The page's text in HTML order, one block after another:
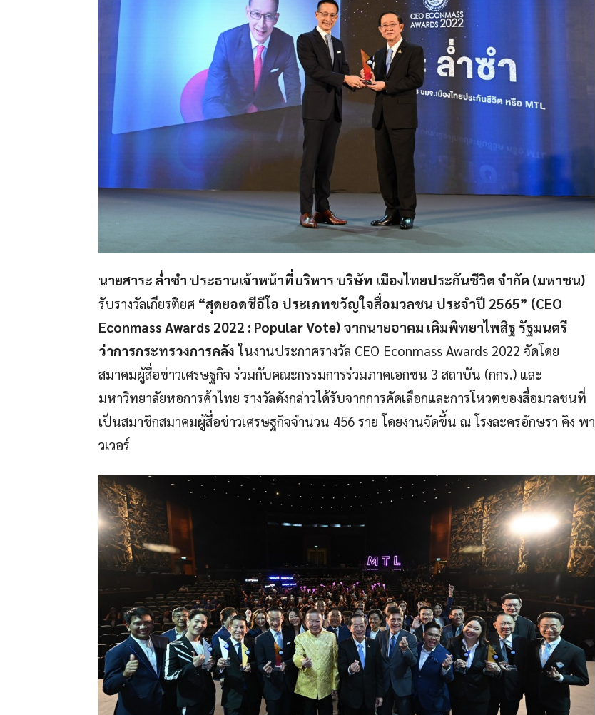
นายสาระ ล่ำซำ ประธานเจ้าหน้าที่บริหาร บริษัท เมืองไทยประกันชีวิต จำกัด (มหาชน)
รับรางวัลเกียรติยศ “สุดยอดซีอีโอ ประเภทขวัญใจสื่อมวลชน ประจำปี 2565” (CEO
Econmass Awards 2022 : Popular Vote) จากนายอาคม เติมพิทยาไพสิฐ รัฐมนตรี
ว่าการกระทรวงการคลัง ในงานประกาศรางวัล CEO Econmass Awards 2022 จัดโดย
สมาคมผู้สื่อข่าวเศรษฐกิจ ร่วมกับคณะกรรมการร่วมภาคเอกชน 3 สถาบัน (กกร.) และ
มหาวิทยาลัยหอการค้าไทย รางวัลดังกล่าวได้รับจากการคัดเลือกและการโหวตของสื่อมวลชนที่
เป็นสมาชิกสมาคมผู้สื่อข่าวเศรษฐกิจจำนวน 456 ราย โดยงานจัดขึ้น ณ โรงละครอักษรา คิง พา
วเวอร์